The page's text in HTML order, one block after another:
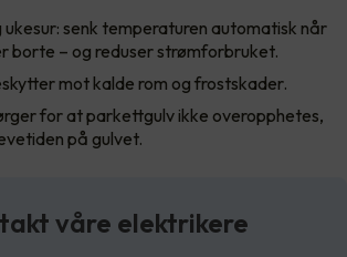
ukesur: senk temperaturen automatisk når
borte – og reduser strømforbruket.
mot kalde rom og frostskader.
for at parkettgulv ikke overopphetes,
på gulvet.
våre elektrikere